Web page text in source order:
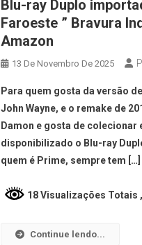
Blu-ray Duplo
Faroeste ” Bravura
Amazon
13 De Novembro De 2025
Para quem gosta da versão
John Wayne, e o remake de
Damon e gosta de
disponibilizado o Blu-ray
quem é Prime, sempre tem […]
18 Visualizações Totais
Continue lendo...